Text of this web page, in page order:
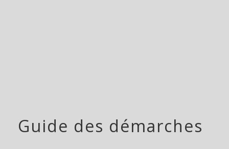
Guide des démarches